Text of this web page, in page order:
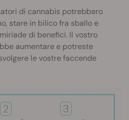
di cannabis potrebbero
stare in bilico fra sballo e
di benefici. Il vostro
aumentare e potreste
le vostre faccende